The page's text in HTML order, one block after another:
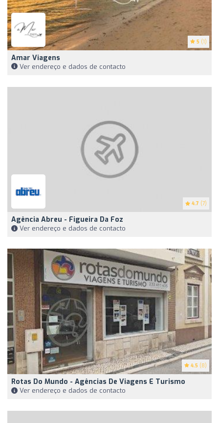
5 (1)
Amar Viagens
Ver endereço e dados de contacto
4.7 (7)
Agência Abreu - Figueira Da Foz
Ver endereço e dados de contacto
4.5 (8)
Rotas Do Mundo - Agências De Viagens E Turismo
Ver endereço e dados de contacto